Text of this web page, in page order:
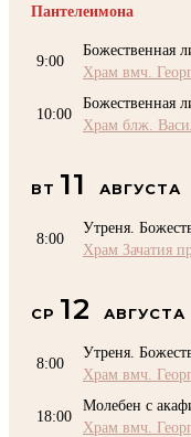
Пантелеимона
9:00
Божественная
Храм вмч.
10:00
Божественная
Храм блж.
ВТ 11 АВГУСТА
8:00
Утреня.
Храм Зачатия
СР 12 АВГУСТА
8:00
Утреня.
Храм вмч.
18:00
Молебен с
Храм вмч.